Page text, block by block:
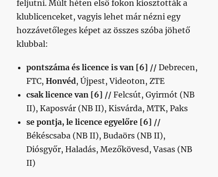
feljutni. Múlt héten első fokon kiosztották a
klublicenceket, vagyis lehet már nézni egy
hozzávetőleges képet az összes szóba jöhető
klubbal:
pontszáma és licence is van [6] // Debrecen,
FTC,Honvéd, Újpest, Videoton, ZTE
csak licence van [6] // Felcsút, Gyirmót (NB
II), Kaposvár (NB II), Kisvárda, MTK, Paks
se pontja, le licence egyelőre [6] //
Békéscsaba (NB II), Budaörs (NB II),
Diósgyőr, Haladás, Mezőkövesd, Vasas (NB
II)